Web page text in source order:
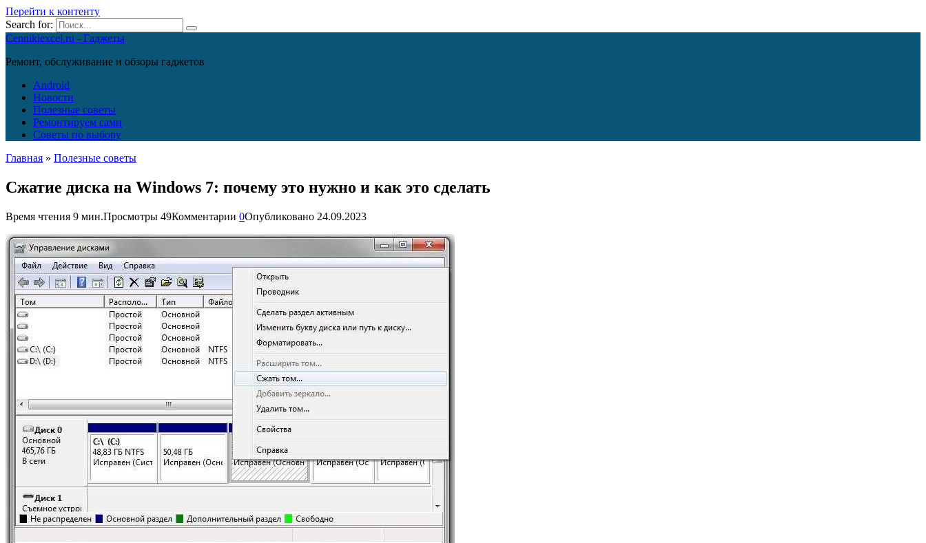
Перейти к контенту
Search for:
Cennikiexcel.ru - Гаджеты
Ремонт, обслуживание и обзоры гаджетов
Android
Новости
Полезные советы
Ремонтируем сами
Советы по выбору
Главная » Полезные советы
Сжатие диска на Windows 7: почему это нужно и как это сделать
Время чтения 9 мин.Просмотры 49Комментарии 0Опубликовано 24.09.2023